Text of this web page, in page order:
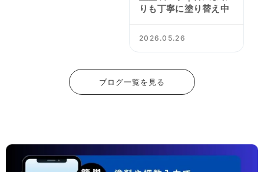
りも丁寧に塗り替え中
2026.05.26
ブログ一覧を見る